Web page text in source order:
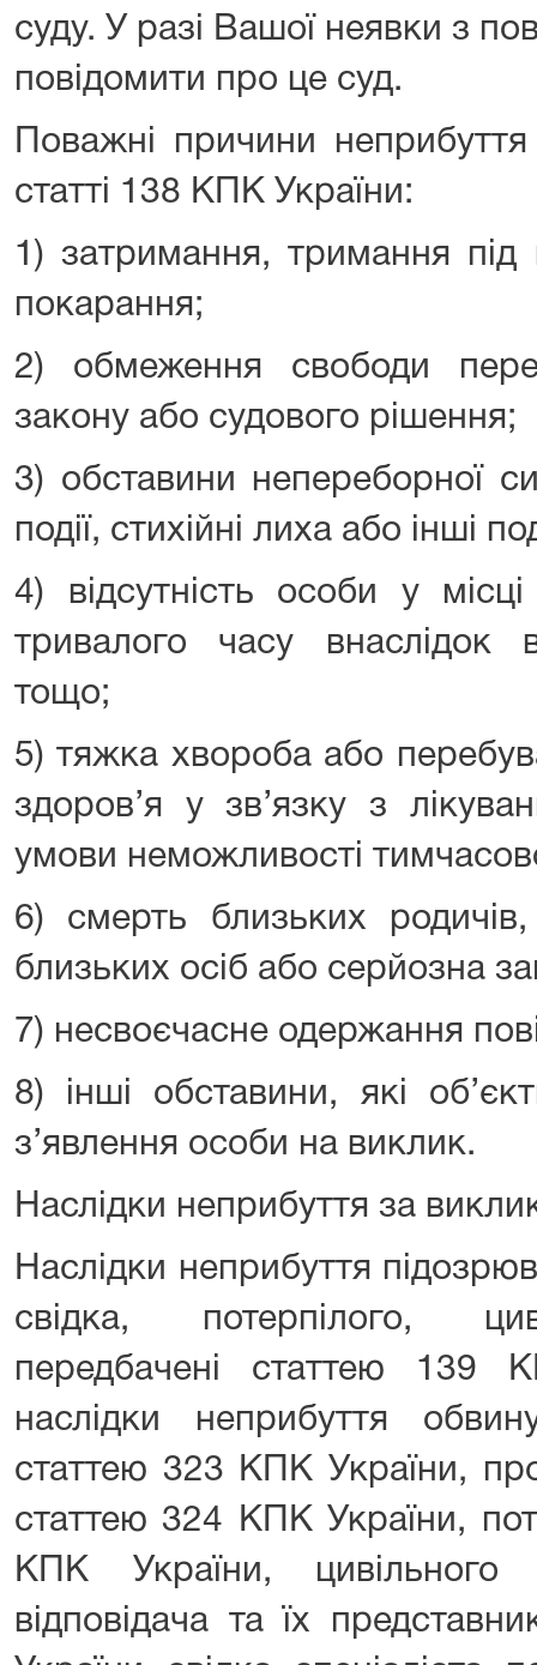
суду. У разі Вашої неявки з
повідомити про це суд.
Поважні причини
статті 138 КПК України:
1) затримання, тримання під
покарання;
2) обмеження свободи
закону або судового рішення;
3) обставини непереборної
події, стихійні лиха або інші
4) відсутність особи у
тривалого часу внаслідок
тощо;
5) тяжка хвороба або
здоров’я у зв’язку з
умови неможливості
6) смерть близьких
близьких осіб або серйозна
7) несвоєчасне одержання
8) інші обставини, які
з’явлення особи на виклик.
Наслідки неприбуття за
Наслідки неприбуття
свідка, потерпілого,
передбачені статтею 139
наслідки неприбуття
статтею 323 КПК України,
статтею 324 КПК України,
КПК України, цивільного
відповідача та їх